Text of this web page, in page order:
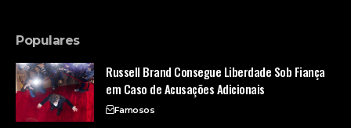
Populares
Russell Brand Consegue Liberdade Sob Fiança
em Caso de Acusações Adicionais
Famosos